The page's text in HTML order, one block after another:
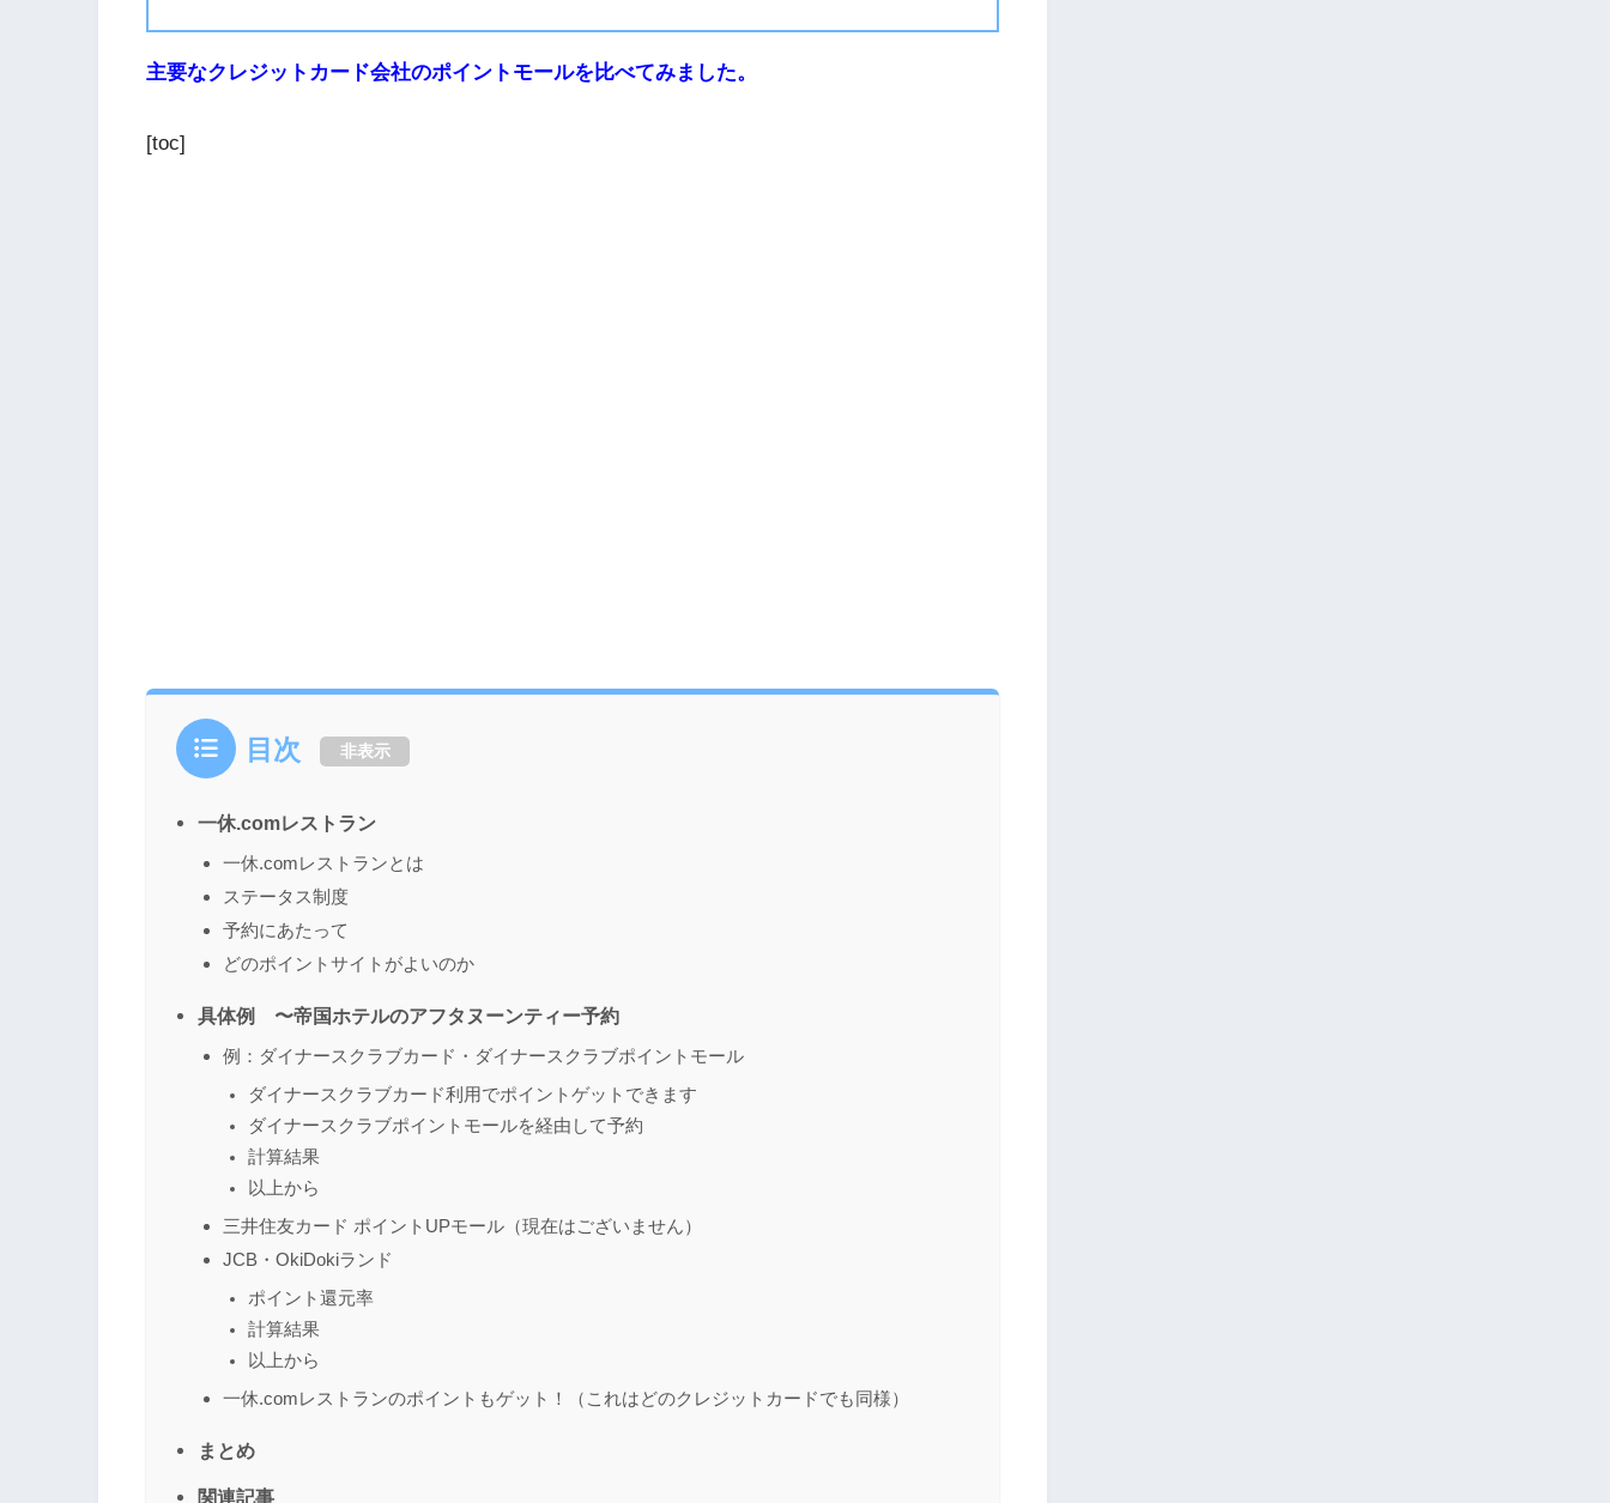
主要なクレジットカード会社のポイントモールを比べてみました。
[toc]
目次 非表示
一休.comレストラン
一休.comレストランとは
ステータス制度
予約にあたって
どのポイントサイトがよいのか
具体例 〜帝国ホテルのアフタヌーンティー予約
例：ダイナースクラブカード・ダイナースクラブポイントモール
ダイナースクラブカード利用でポイントゲットできます
ダイナースクラブポイントモールを経由して予約
計算結果
以上から
三井住友カード ポイントUPモール（現在はございません）
JCB・OkiDokiランド
ポイント還元率
計算結果
以上から
一休.comレストランのポイントもゲット！（これはどのクレジットカードでも同様）
まとめ
関連記事